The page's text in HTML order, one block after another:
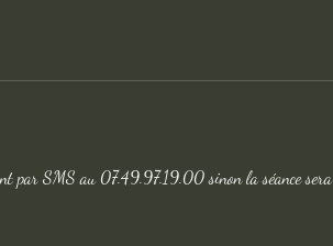
SMS au 07.49.97.19.00 sinon la séance sera